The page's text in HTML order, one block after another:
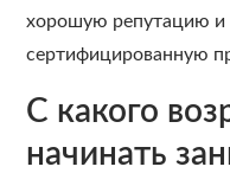
хорошую репутацию
сертифицированную
С какого
начинать